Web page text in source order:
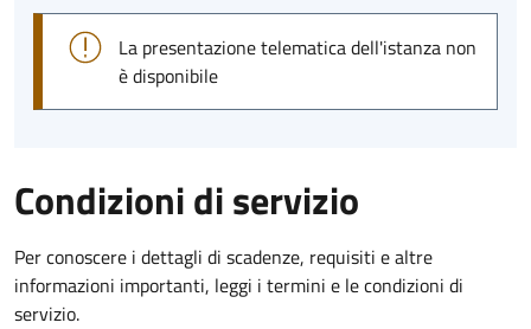
La presentazione telematica dell'istanza non
è disponibile
Condizioni di servizio
Per conoscere i dettagli di scadenze, requisiti e altre
informazioni importanti, leggi i termini e le condizioni di
servizio.